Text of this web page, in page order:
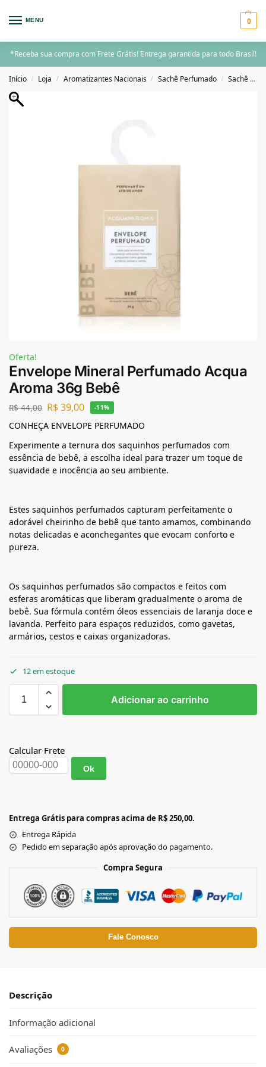
MENU 0
*Receba sua compra com Frete Grátis! Entrega garantida para todo Brasil!
Início / Loja / Aromatizantes Nacionais / Sachê Perfumado / Sachê Perfumado 25g
Oferta!
Envelope Mineral Perfumado Acqua
Aroma 36g Bebê
R$44,00 R$39,00 -11%
CONHEÇA ENVELOPE PERFUMADO
Experimente a ternura dos saquinhos perfumados com
essência de bebê, a escolha ideal para trazer um toque de
suavidade e inocência ao seu ambiente.
Estes saquinhos perfumados capturam perfeitamente o
adorável cheirinho de bebê que tanto amamos, combinando
notas delicadas e aconchegantes que evocam conforto e
pureza.
Os saquinhos perfumados são compactos e feitos com
esferas aromáticas que liberam gradualmente o aroma de
bebê. Sua fórmula contém óleos essenciais de laranja doce e
lavanda. Perfeito para espaços reduzidos, como gavetas,
armários, cestos e caixas organizadoras.
12 em estoque
Adicionar ao carrinho
Calcular Frete
Ok
Entrega Grátis para compras acima de R$ 250,00.
Entrega Rápida
Pedido em separação após aprovação do pagamento.
Compra Segura
Fale Conosco
Descrição
Informação adicional
Avaliações 0